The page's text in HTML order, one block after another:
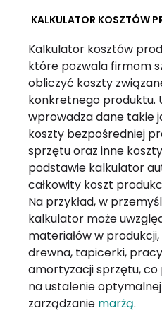
KALKULATOR KOSZTÓW
Kalkulator kosztów
które pozwala firmom
obliczyć koszty
konkretnego produktu.
wprowadza dane takie
koszty bezpośredniej
sprzętu oraz inne
podstawie kalkulator
całkowity koszt
Na przykład, w
kalkulator może
materiałów w
drewna, tapicerki,
amortyzacji sprzętu,
na ustalenie
zarządzanie marżą.